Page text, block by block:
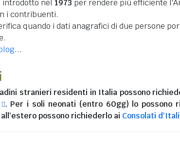
introdotto nel 1973 per rendere più efficiente
i contribuenti.
quando i dati anagrafici di due persone
...
stranieri residenti in Italia possono
. Per i soli neonati (entro 60gg) lo possono
possono richiederlo ai Consolati